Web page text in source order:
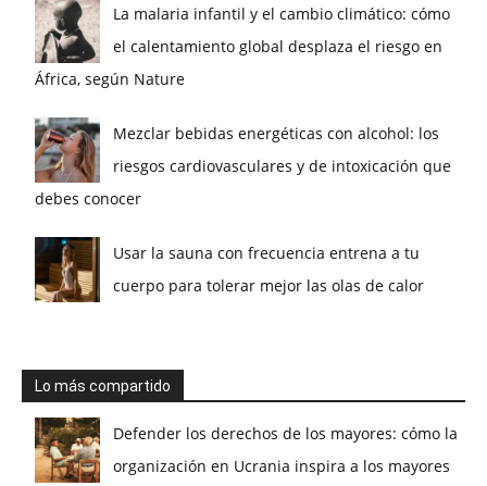
La malaria infantil y el cambio climático: cómo
el calentamiento global desplaza el riesgo en
África, según Nature
Mezclar bebidas energéticas con alcohol: los
riesgos cardiovasculares y de intoxicación que
debes conocer
Usar la sauna con frecuencia entrena a tu
cuerpo para tolerar mejor las olas de calor
Lo más compartido
Defender los derechos de los mayores: cómo la
organización en Ucrania inspira a los mayores